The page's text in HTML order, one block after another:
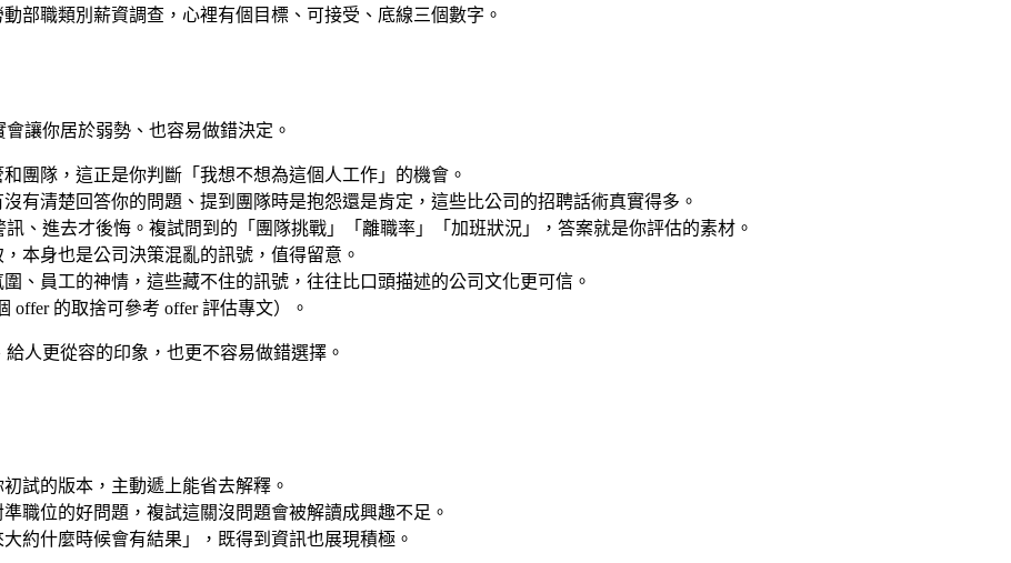
部職類別薪資調查，心裡有個目標、可接受、底線三個數字。
讓你居於弱勢、也容易做錯決定。
團隊，這正是你判斷「我想不想為這個人工作」的機會。
有清楚回答你的問題、提到團隊時是抱怨還是肯定，這些比公司的招聘話術真實得多。
、進去才後悔。複試問到的「團隊挑戰」「離職率」「加班狀況」，答案就是你評估的素材。
本身也是公司決策混亂的訊號，值得留意。
、員工的神情，這些藏不住的訊號，往往比口頭描述的公司文化更可信。
offer 的取捨可參考 offer 評估專文）。
人更從容的印象，也更不容易做錯選擇。
試的版本，主動遞上能省去解釋。
職位的好問題，複試這關沒問題會被解讀成興趣不足。
約什麼時候會有結果」，既得到資訊也展現積極。